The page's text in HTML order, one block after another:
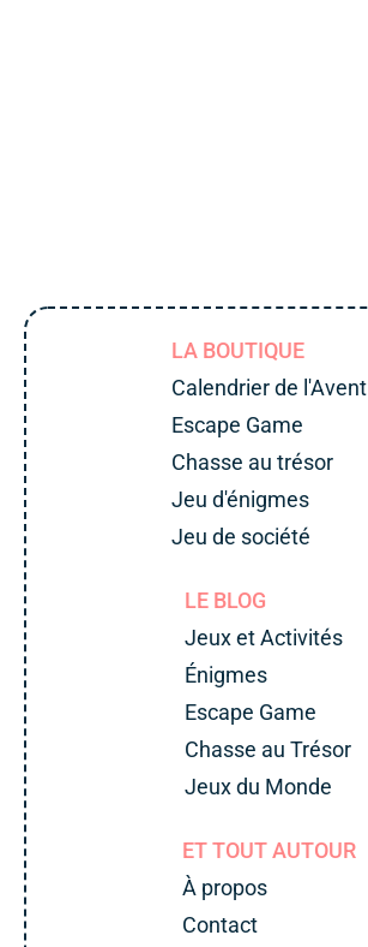
LA BOUTIQUE
Calendrier de l'Avent
Escape Game
Chasse au trésor
Jeu d'énigmes
Jeu de société
LE BLOG
Jeux et Activités
Énigmes
Escape Game
Chasse au Trésor
Jeux du Monde
ET TOUT AUTOUR
À propos
Contact